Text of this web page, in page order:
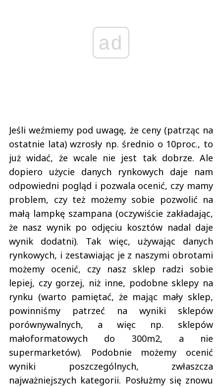
ad
Jeśli weźmiemy pod uwagę, że ceny (patrząc na
ostatnie lata) wzrosły np. średnio o 10proc., to
już widać, że wcale nie jest tak dobrze. Ale
dopiero użycie danych rynkowych daje nam
odpowiedni pogląd i pozwala ocenić, czy mamy
problem, czy też możemy sobie pozwolić na
małą lampkę szampana (oczywiście zakładając,
że nasz wynik po odjęciu kosztów nadal daje
wynik dodatni). Tak więc, używając danych
rynkowych, i zestawiając je z naszymi obrotami
możemy ocenić, czy nasz sklep radzi sobie
lepiej, czy gorzej, niż inne, podobne sklepy na
rynku (warto pamiętać, że mając mały sklep,
powinniśmy patrzeć na wyniki sklepów
porównywalnych, a więc np. sklepów
małoformatowych do 300m2, a nie
supermarketów). Podobnie możemy ocenić
wyniki poszczególnych, zwłaszcza
najważniejszych kategorii. Posłużmy się znowu